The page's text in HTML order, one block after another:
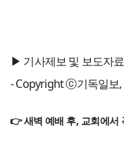
▶ 기사제보 및 보도자
- Copyright ⓒ기독일보,
👉 새벽 예배 후, 교회에서